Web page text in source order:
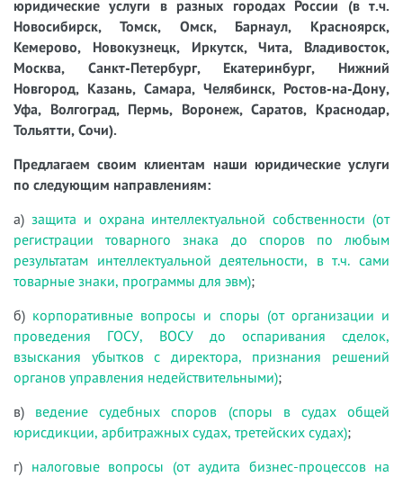
юридические услуги в разных городах России (в т.ч.
Новосибирск, Томск, Омск, Барнаул, Красноярск,
Кемерово, Новокузнецк, Иркутск, Чита, Владивосток,
Москва, Санкт-Петербург, Екатеринбург, Нижний
Новгород, Казань, Самара, Челябинск, Ростов-на-Дону,
Уфа, Волгоград, Пермь, Воронеж, Саратов, Краснодар,
Тольятти, Сочи).
Предлагаем своим клиентам наши юридические услуги
по следующим направлениям:
а) защита и охрана интеллектуальной собственности (от
регистрации товарного знака до споров по любым
результатам интеллектуальной деятельности, в т.ч. сами
товарные знаки, программы для эвм);
б) корпоративные вопросы и споры (от организации и
проведения ГОСУ, ВОСУ до оспаривания сделок,
взыскания убытков с директора, признания решений
органов управления недействительными);
в) ведение судебных споров (споры в судах общей
юрисдикции, арбитражных судах, третейских судах);
г) налоговые вопросы (от аудита бизнес-процессов на